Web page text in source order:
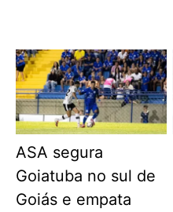
ASA segura
Goiatuba no sul de
Goiás e empata